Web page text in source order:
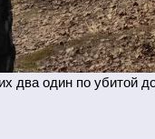
два один по убитой